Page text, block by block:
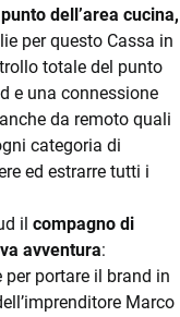
per dark
kitchen
dell’area cucina,
per questo Cassa in
totale del punto
e una connessione
da remoto quali
categoria di
ed estrarre tutti i
il compagno di
avventura:
portare il brand in
Marco